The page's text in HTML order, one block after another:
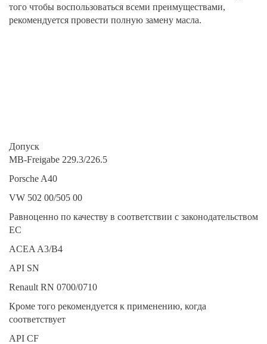
того чтобы воспользоваться всеми преимуществами,
рекомендуется провести полную замену масла.
Допуск
MB-Freigabe 229.3/226.5
Porsche A40
VW 502 00/505 00
Равноценно по качеству в соответствии с законодательством
ЕС
ACEA A3/B4
API SN
Renault RN 0700/0710
Кроме того рекомендуется к применению, когда
соответствует
API CF